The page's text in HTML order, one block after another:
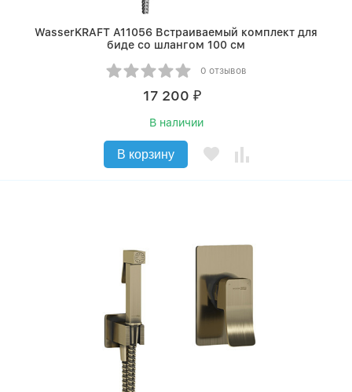
WasserKRAFT A11056 Встраиваемый комплект для
биде со шлангом 100 см
0 отзывов
17 200 ₽
В наличии
В корзину